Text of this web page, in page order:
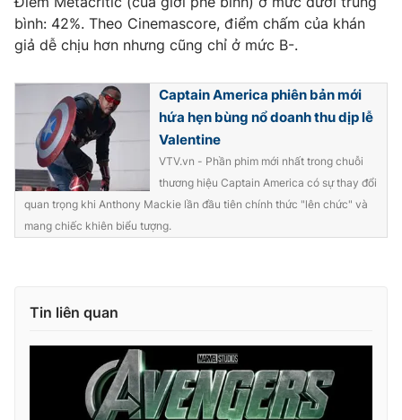
Ðiện thoại Thời báo VTV: 024.66 897 897
Email:toasoan@vtv.vn
® Cấm sao chép dưới mọi hình thức nếu không có sự chấp
thông tin từ website này.
bình: 42%. Theo Cinemascore, điểm chấm của khán
giả dễ chịu hơn nhưng cũng chỉ ở mức B-.
Captain America phiên bản mới
hứa hẹn bùng nổ doanh thu dịp lễ
Valentine
VTV.vn - Phần phim mới nhất trong chuỗi
thương hiệu Captain America có sự thay đổi
quan trọng khi Anthony Mackie lần đầu tiên chính thức "lên chức" và
mang chiếc khiên biểu tượng.
Tin liên quan